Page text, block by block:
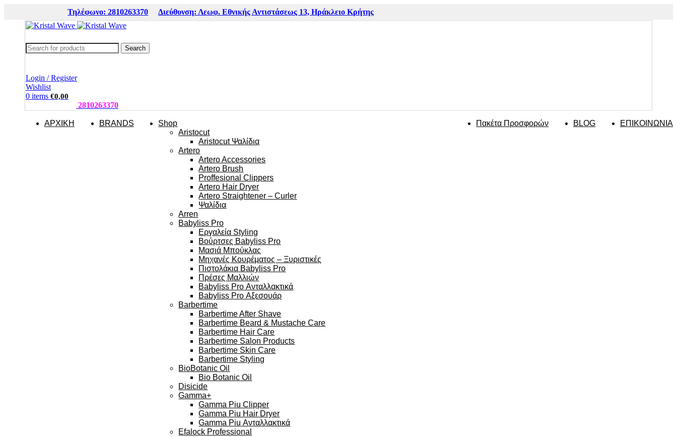
Τηλέφωνο: 2810263370 Διεύθυνση: Λεωφ. Εθνικής Αντιστάσεως 13, Ηράκλειο Κρήτης
Search
Login / Register
Wishlist
0 items €0,00
2810263370
ΑΡΧΙΚΗ BRANDS
Shop
Aristocut
Aristocut Ψαλίδια
Artero
Artero Accessories
Artero Brush
Proffesional Clippers
Artero Hair Dryer
Artero Straightener – Curler
Ψαλίδια
Arren
Babyliss Pro
Εργαλεία Styling
Βούρτσες Babyliss Pro
Μασιά Μπούκλας
Μηχανές Κουρέματος – Ξυριστικές
Πιστολάκια Babyliss Pro
Πρέσες Μαλλιών
Babyliss Pro Ανταλλακτικά
Babyliss Pro Αξεσουάρ
Barbertime
Barbertime After Shave
Barbertime Beard & Mustache Care
Barbertime Hair Care
Barbertime Salon Products
Barbertime Skin Care
Barbertime Styling
BioBotanic Oil
Bio Botanic Oil
Disicide
Gamma+
Gamma Piu Clipper
Gamma Piu Hair Dryer
Gamma Piu Ανταλλακτικά
Efalock Professional
Πακέτα Προσφορών BLOG ΕΠΙΚΟΙΝΩΝΙΑ